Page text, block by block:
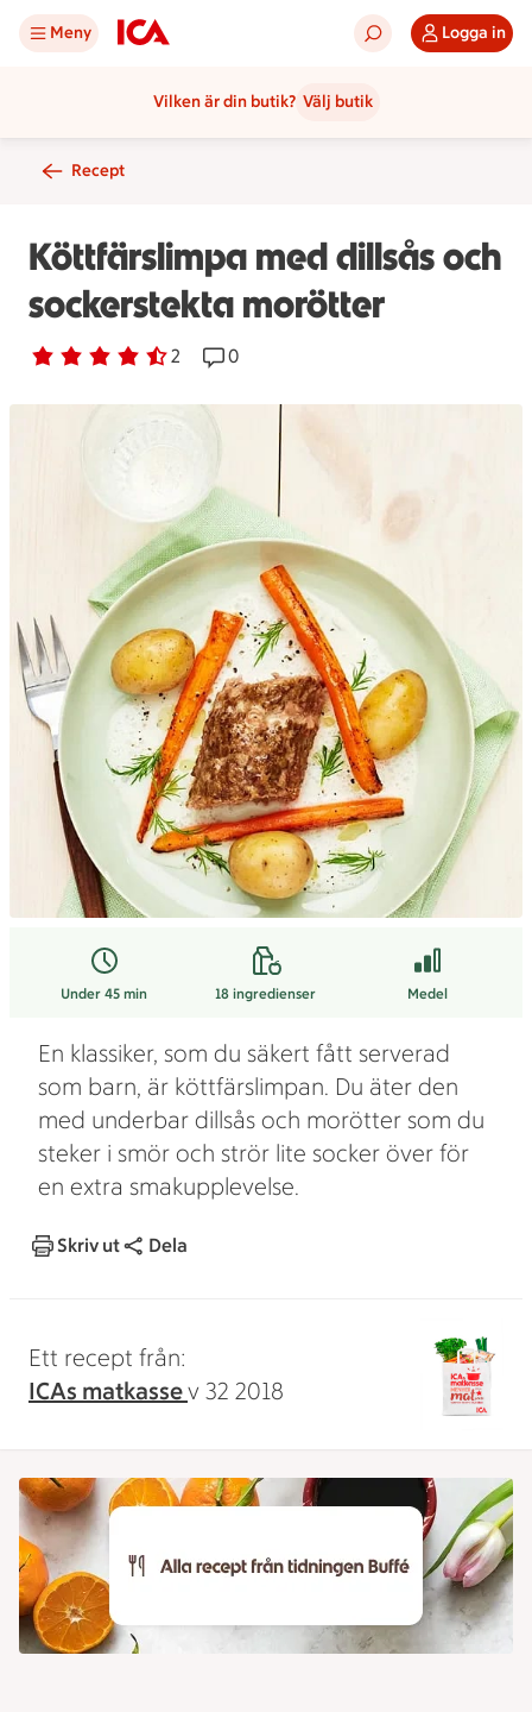
Meny Logga in
Vilken är din butik? Välj butik
Recept
Köttfärslimpa med dillsås och
sockerstekta morötter
Betyg 4.5 av 5. 2
2 personer har röstatReceptet har 0 kommentarer
0
Under 45 min 18ingredienser Medel
En klassiker, som du säkert fått serverad
som barn, är köttfärslimpan. Du äter den
med underbar dillsås och morötter som du
steker i smör och strör lite socker över för
en extra smakupplevelse.
Skriv ut Dela
Ett recept från:
ICAs matkassev 32 2018